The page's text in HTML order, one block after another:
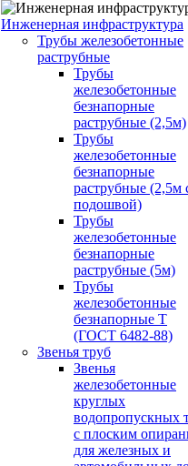
Инженерная инфраструктура
Трубы железобетонные
раструбные
Трубы
железобетонные
безнапорные
раструбные (2,5м)
Трубы
железобетонные
безнапорные
раструбные (2,5м
подошвой)
Трубы
железобетонные
безнапорные
раструбные (5м)
Трубы
железобетонные
безнапорные Т
(ГОСТ 6482-88)
Звенья труб
Звенья
железобетонные
круглых
водопропускных
с плоским
для железных и